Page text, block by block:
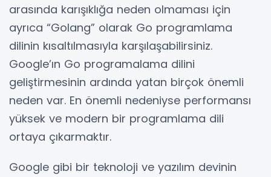
arasında karışıklığa neden olmaması için
ayrıca “Golang” olarak Go programlama
dilinin kısaltılmasıyla karşılaşabilirsiniz.
Google’ın Go programalama dilini
geliştirmesinin ardında yatan birçok önemli
neden var. En önemli nedeniyse performansı
yüksek ve modern bir programlama dili
ortaya çıkarmaktır.
Google gibi bir teknoloji ve yazılım devinin